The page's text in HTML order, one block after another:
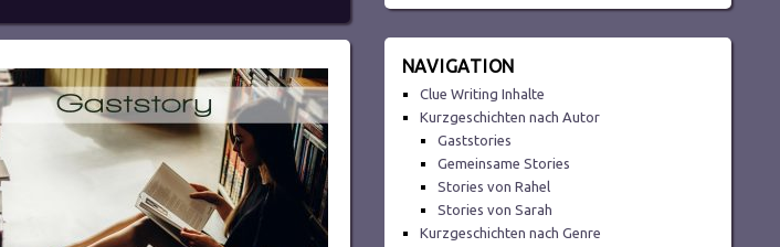
NAVIGATION
Clue Writing Inhalte
Kurzgeschichten nach Autor
Gaststories
Gemeinsame Stories
Stories von Rahel
Stories von Sarah
Kurzgeschichten nach Genre